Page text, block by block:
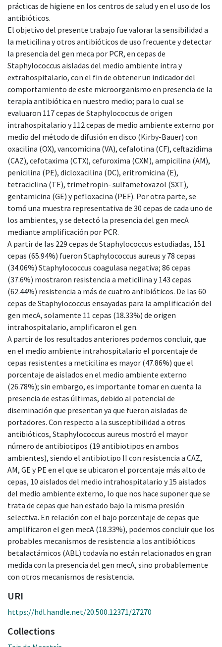
prácticas de higiene en los centros de salud y en el uso de los
antibióticos.
El objetivo del presente trabajo fue valorar la sensibilidad a
la meticilina y otros antibióticos de uso frecuente y detectar
la presencia del gen meca por PCR, en cepas de
Staphylococcus aisladas del medio ambiente intra y
extrahospitalario, con el fin de obtener un indicador del
comportamiento de este microorganismo en presencia de la
terapia antibiótica en nuestro medio; para lo cual se
evaluaron 117 cepas de Staphylococcus de origen
intrahospitalario y 112 cepas de medio ambiente externo por
medio del método de difusión en disco (Kirby-Bauer) con
oxacilina (OX), vancomicina (VA), cefalotina (CF), ceftazidima
(CAZ), cefotaxima (CTX), cefuroxima (CXM), ampicilina (AM),
penicilina (PE), dicloxacilina (DC), eritromicina (E),
tetraciclina (TE), trimetropin- sulfametoxazol (SXT),
gentamicina (GE) y pefloxacina (PEF). Por otra parte, se
tomó una muestra representativa de 30 cepas de cada uno de
los ambientes, y se detectó la presencia del gen mecA
mediante amplificación por PCR.
A partir de las 229 cepas de Staphylococcus estudiadas, 151
cepas (65.94%) fueron Staphylococcus aureus y 78 cepas
(34.06%) Staphylococcus coagulasa negativa; 86 cepas
(37.6%) mostraron resistencia a meticilina y 143 cepas
(62.44%) resistencia a más de cuatro antibióticos. De las 60
cepas de Staphylococcus ensayadas para la amplificación del
gen mecA, solamente 11 cepas (18.33%) de origen
intrahospitalario, amplificaron el gen.
A partir de los resultados anteriores podemos concluir, que
en el medio ambiente intrahospitalario el porcentaje de
cepas resistentes a meticilina es mayor (47.86%) que el
porcentaje de aislados en el medio ambiente externo
(26.78%); sin embargo, es importante tomar en cuenta la
presencia de estas últimas, debido al potencial de
diseminación que presentan ya que fueron aisladas de
portadores. Con respecto a la susceptibilidad a otros
antibióticos, Staphylococcus aureus mostró el mayor
número de antibiotipos (19 antibiotipos en ambos
ambientes), siendo el antibiotipo II con resistencia a CAZ,
AM, GE y PE en el que se ubicaron el porcentaje más alto de
cepas, 10 aislados del medio intrahospitalario y 15 aislados
del medio ambiente externo, lo que nos hace suponer que se
trata de cepas que han estado bajo la misma presión
selectiva. En relación con el bajo porcentaje de cepas que
amplificaron el gen mecA (18.33%), podemos concluir que los
probables mecanismos de resistencia a los antibióticos
betalactámicos (ABL) todavía no están relacionados en gran
medida con la presencia del gen mecA, sino probablemente
con otros mecanismos de resistencia.
URI
https://hdl.handle.net/20.500.12371/27270
Collections